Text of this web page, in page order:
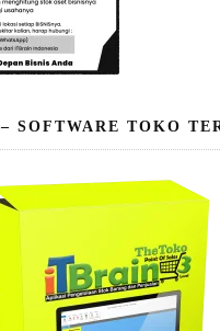
SOFTWARE TOKO